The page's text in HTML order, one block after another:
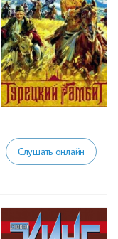
Слушать онлайн